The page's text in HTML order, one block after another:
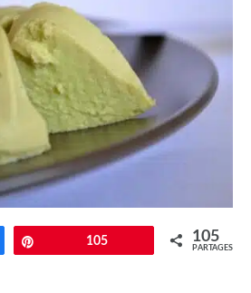
105 105
PARTAGES